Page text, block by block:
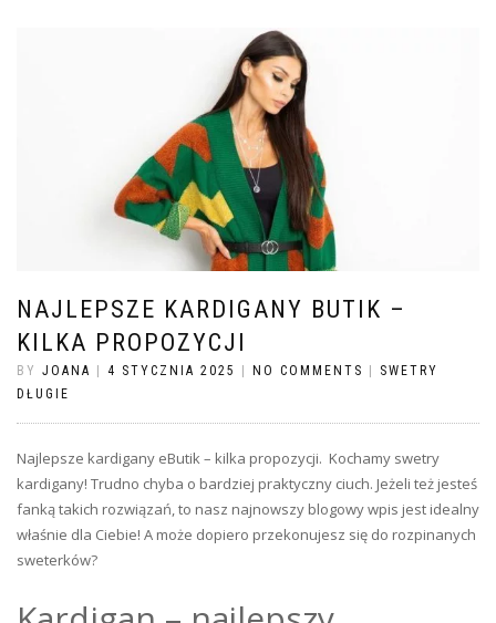
NAJLEPSZE KARDIGANY BUTIK –
KILKA PROPOZYCJI
BY JOANA | 4 STYCZNIA 2025 | NO COMMENTS | SWETRY
DŁUGIE
Najlepsze kardigany eButik – kilka propozycji. Kochamy swetry
kardigany! Trudno chyba o bardziej praktyczny ciuch. Jeżeli też jesteś
fanką takich rozwiązań, to nasz najnowszy blogowy wpis jest idealny
właśnie dla Ciebie! A może dopiero przekonujesz się do rozpinanych
sweterków?